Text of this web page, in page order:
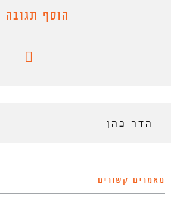
הוסף תגובה
הדר כהן
מאמרים קשורים